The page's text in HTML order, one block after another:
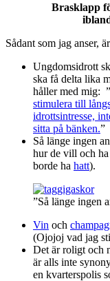
Brasklapp
Sådant som jag anser,
Ungdomsidrott
ska få delta lika
håller med mig: ”
stimulera till
idrottsintresse,
sitta på bänken.”
Så länge ingen
hur de vill och
borde ha hatt).
”Så länge ingen
Vin och
(Ojojoj vad jag
Det är roligt och
är alls inte
en kvarterspolis